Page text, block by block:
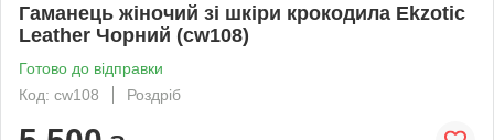
Гаманець жіночий зі шкіри крокодила Ekzotic
Leather Чорний (cw108)
Готово до відправки
Код: cw108
Роздріб